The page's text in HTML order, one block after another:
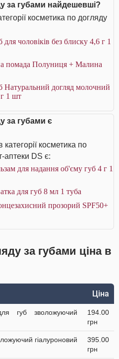
за губами найдешевші?
косметика по догляду
чоловіків без блиску 4,6 г 1
помада Полуниця + Малина
Натуральний догляд молочний
1 шт
за губами є
косметика по
аптеки DS є:
для надання об'єму губ 4 г 1
для губ 8 мл 1 туба
прозорий SPF50+
за губами ціна в
Ціна
губ зволожуючий
194.00
грн
гіалуроновий
395.00
грн